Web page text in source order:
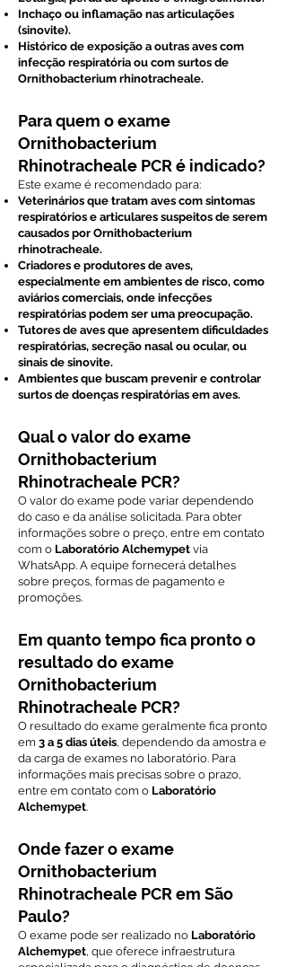
Inchaço ou inflamação nas articulações
(sinovite).
Histórico de exposição a outras aves com
infecção respiratória ou com surtos de
Ornithobacterium rhinotracheale.
Para quem o exame
Ornithobacterium
Rhinotracheale PCR é indicado?
Este exame é recomendado para:
Veterinários que tratam aves com sintomas
respiratórios e articulares suspeitos de serem
causados por Ornithobacterium
rhinotracheale.
Criadores e produtores de aves,
especialmente em ambientes de risco, como
aviários comerciais, onde infecções
respiratórias podem ser uma preocupação.
Tutores de aves que apresentem dificuldades
respiratórias, secreção nasal ou ocular, ou
sinais de sinovite.
Ambientes que buscam prevenir e controlar
surtos de doenças respiratórias em aves.
Qual o valor do exame
Ornithobacterium
Rhinotracheale PCR?
O valor do exame pode variar dependendo
do caso e da análise solicitada. Para obter
informações sobre o preço, entre em contato
com o Laboratório Alchemypet via
WhatsApp. A equipe fornecerá detalhes
sobre preços, formas de pagamento e
promoções.
Em quanto tempo fica pronto o
resultado do exame
Ornithobacterium
Rhinotracheale PCR?
O resultado do exame geralmente fica pronto
em 3 a 5 dias úteis, dependendo da amostra e
da carga de exames no laboratório. Para
informações mais precisas sobre o prazo,
entre em contato com o Laboratório
Alchemypet.
Onde fazer o exame
Ornithobacterium
Rhinotracheale PCR em São
Paulo?
O exame pode ser realizado no Laboratório
Alchemypet, que oferece infraestrutura